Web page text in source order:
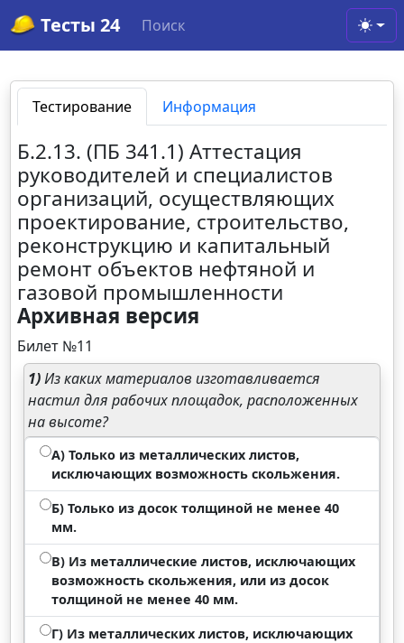
Тесты 24 Поиск
Тестирование Информация
Б.2.13. (ПБ 341.1) Аттестация
руководителей и специалистов
организаций, осуществляющих
проектирование, строительство,
реконструкцию и капитальный
ремонт объектов нефтяной и
газовой промышленности
Архивная версия
Билет №11
1)Из каких материалов изготавливается
настил для рабочих площадок, расположенных
на высоте?
А) Только из металлических листов,
исключающих возможность скольжения.
Б) Только из досок толщиной не менее 40
мм.
В) Из металлические листов, исключающих
возможность скольжения, или из досок
толщиной не менее 40 мм.
Г) Из металлических листов, исключающих